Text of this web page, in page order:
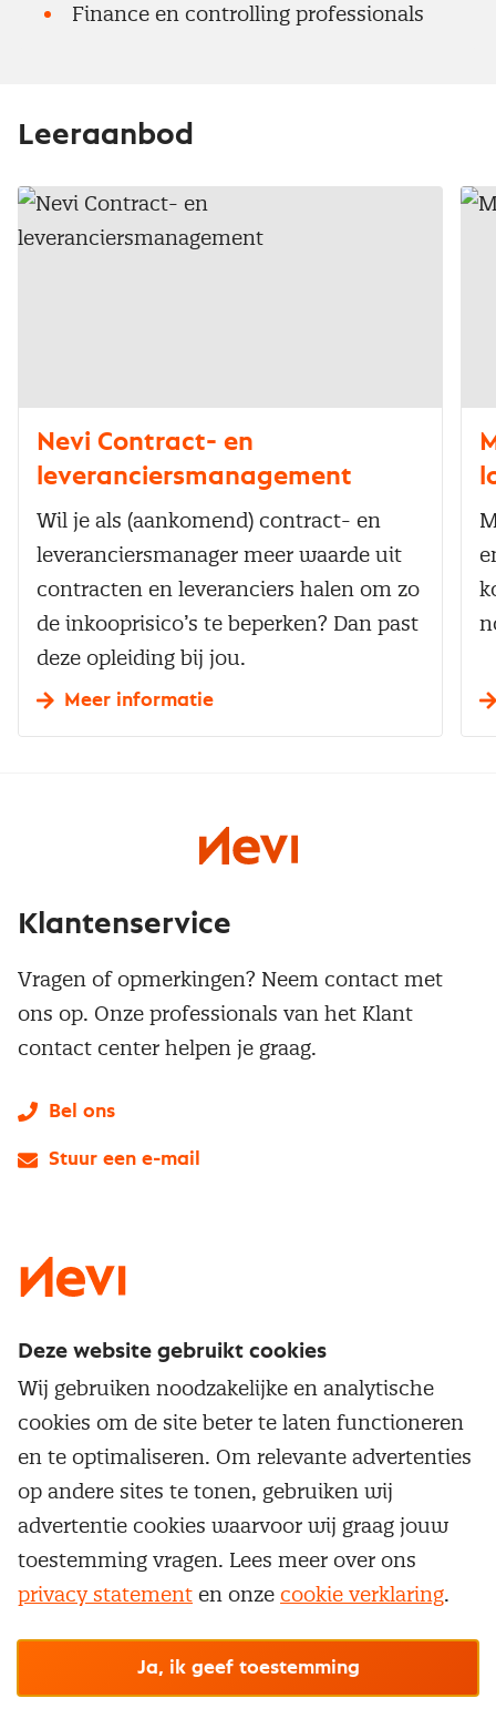
Finance en controlling professionals
Leeraanbod
Nevi Contract- en
leveranciersmanagement
Wil je als (aankomend) contract- en
leveranciersmanager meer waarde uit
contracten en leveranciers halen om zo
de inkooprisico’s te beperken? Dan past
deze opleiding bij jou.
Meer informatie
Service & contact
Over inkoop
Netwerk en communities
Aanmelden nieuwsbrief
Word lid van Nevi
Inkoop vacatures
Opzeggen lidmaatschap
Populaire thema's
Aanbesteden
Contractmanagement
Kostenmanagement
Onderhandelen
Supply management
Opleidingen en trainingen
Trainingen
Opleidingen
Maatwerk
Vrijstellingen
Klantenservice
Vragen of opmerkingen? Neem contact met
ons op. Onze professionals van het Klant
contact center helpen je graag.
Bel ons
Stuur een e-mail
Cookievoorkeuren beherenOnzealgemene
© Nevi.nl
Deze website gebruikt cookies
Wij gebruiken noodzakelijke en analytische
cookies om de site beter te laten functioneren
en te optimaliseren. Om relevante advertenties
op andere sites te tonen, gebruiken wij
advertentie cookies waarvoor wij graag jouw
toestemming vragen. Lees meer over ons
privacy statement en onze cookie verklaring.
Ja, ik geef toestemming